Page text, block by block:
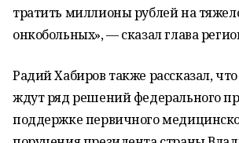
тратить миллионы рублей на
онкобольных», — сказал глава
Радий Хабиров также рассказал,
ждут ряд решений федерального
поддержке первичного